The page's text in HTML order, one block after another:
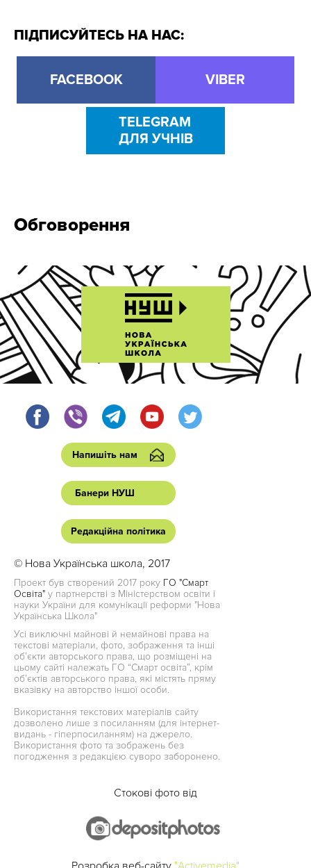
ПІДПИСУЙТЕСЬ НА НАС:
FACEBOOK VIBER
TELEGRAM
ДЛЯ УЧНІВ
Обговорення
Напишіть нам
Банери НУШ
Редакційна політика
© Нова Українська школа, 2017
Проект був створений 2017 року ГО "Смарт
Освіта" у партнерстві з Міністерством освіти і
науки України для комунікації реформи "Нова
Українська Школа"
Усі виключні майнові й немайнові права на
текстові матеріали, фото, зображення та інші
об’єкти авторського права, що розміщені на
цьому сайті належать ГО “Смарт освіта”, крім
об’єктів авторського права, які містять пряму
вказівку на авторство іншої особи.
Використання текстових матеріалів сайту
дозволено лише з посиланням (для інтернет-
видань - гіперпосиланням) на джерело.
Використання фото та зображень без
погодження з редакцією суворо заборонено.
Стокові фото від